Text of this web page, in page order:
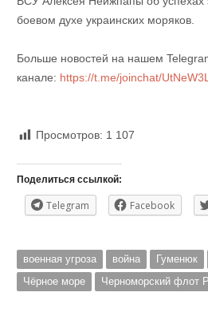
боевом духе украинских моряков.
Больше новостей на нашем
канале: https://t.me/joinchat/
Просмотров: 1 107
Поделиться ссылкой:
Telegram Facebook
военная угроза война Гуменюк
Чёрное море
Черноморский флот